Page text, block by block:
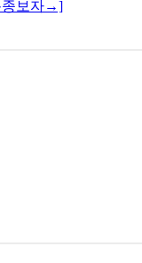
종보자→]